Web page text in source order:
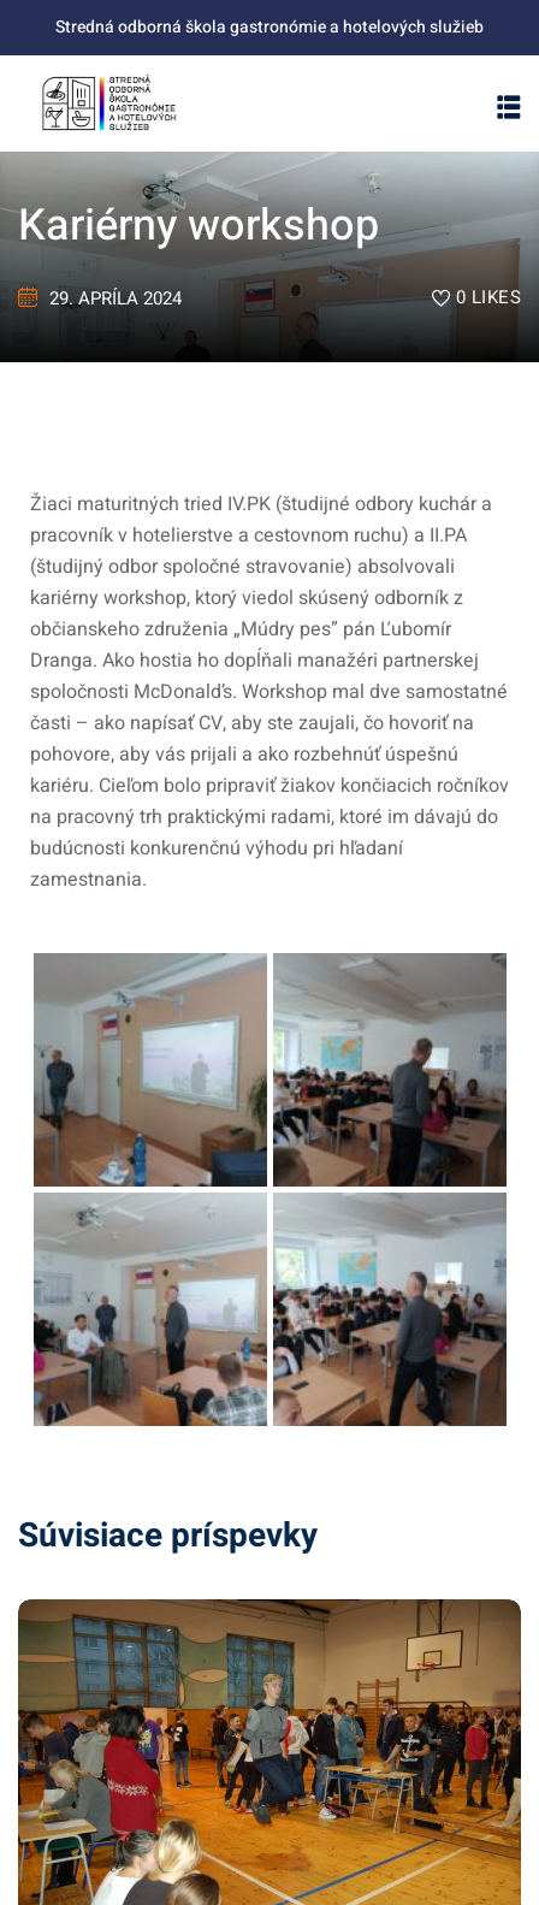
Stredná odborná škola gastronómie a hotelových služieb
Kariérny workshop
29. APRÍLA 2024 0 LIKES
Žiaci maturitných tried IV.PK (študijné odbory kuchár a
pracovník v hotelierstve a cestovnom ruchu) a II.PA
(študijný odbor spoločné stravovanie) absolvovali
kariérny workshop, ktorý viedol skúsený odborník z
občianskeho združenia „Múdry pes” pán Ľubomír
Dranga. Ako hostia ho dopĺňali manažéri partnerskej
spoločnosti McDonald’s. Workshop mal dve samostatné
časti – ako napísať CV, aby ste zaujali, čo hovoriť na
pohovore, aby vás prijali a ako rozbehnúť úspešnú
kariéru. Cieľom bolo pripraviť žiakov končiacich ročníkov
na pracovný trh praktickými radami, ktoré im dávajú do
budúcnosti konkurenčnú výhodu pri hľadaní
zamestnania.
Súvisiace príspevky